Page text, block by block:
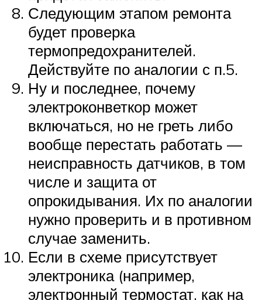
Следующим этапом ремонта
будет проверка
термопредохранителей.
Действуйте по аналогии с п.5.
Ну и последнее, почему
электроконветкор может
включаться, но не греть либо
вообще перестать работать —
неисправность датчиков, в том
числе и защита от
опрокидывания. Их по аналогии
нужно проверить и в противном
случае заменить.
Если в схеме присутствует
электроника (например,
электронный термостат, как на